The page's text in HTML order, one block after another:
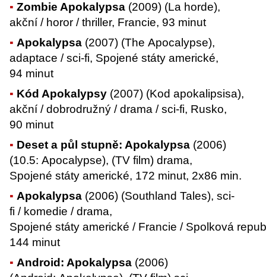
Zombie Apokalypsa (2009) (La horde),
akční / horor / thriller, Francie, 93 minut
Apokalypsa (2007) (The Apocalypse),
adaptace / sci-fi, Spojené státy americké,
94 minut
Kód Apokalypsy (2007) (Kod apokalipsisa),
akční / dobrodružný / drama / sci-fi, Rusko,
90 minut
Deset a půl stupně: Apokalypsa (2006)
(10.5: Apocalypse), (TV film) drama,
Spojené státy americké, 172 minut, 2x86 min.
Apokalypsa (2006) (Southland Tales), sci-
fi / komedie / drama,
Spojené státy americké / Francie / Spolková
144 minut
Android: Apokalypsa (2006)